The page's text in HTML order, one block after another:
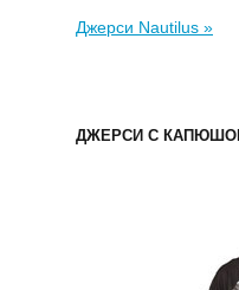
Джерси Nautilus »
ДЖЕРСИ С